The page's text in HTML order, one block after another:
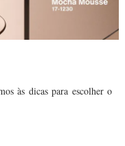
às dicas para escolher o